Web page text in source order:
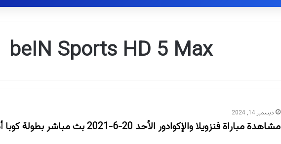
beIN Sports HD 5 Max
ديسمبر 14, 2024
مشاهدة مباراة فنزويلا والإكوادور الأحد 20-6-2021 بث مباشر بطولة كوبا أمريكا